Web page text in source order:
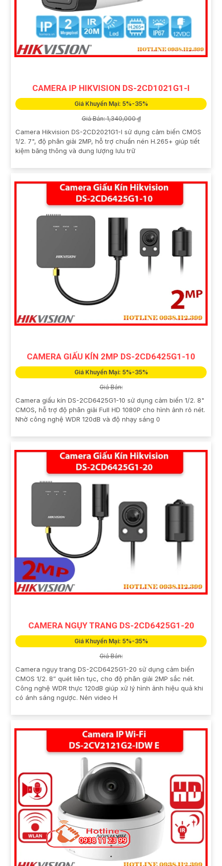
CAMERA IP HIKVISION DS-2CD1021G1-I
Giá Khuyến Mại: 5%-35%
Giá Bán: 1,340,000 ₫
Camera Hikvision DS-2CD2021G1-I sử dụng cảm biến CMOS
1/2. 7", độ phân giải 2MP, hỗ trợ chuẩn nén H.265+ giúp tiết
kiệm băng thông và dung lượng lưu trữ
CAMERA GIẤU KÍN 2MP DS-2CD6425G1-10
Giá Khuyến Mại: 5%-35%
Giá Bán:
Camera giấu kín DS-2CD6425G1-10 sử dụng cảm biến 1/2. 8"
CMOS, hỗ trợ độ phân giải Full HD 1080P cho hình ảnh rõ nét.
Nhờ công nghệ WDR 120dB và độ nhạy sáng 0
CAMERA NGỤY TRANG DS-2CD6425G1-20
Giá Khuyến Mại: 5%-35%
Giá Bán:
Camera ngụy trang DS-2CD6425G1-20 sử dụng cảm biến
CMOS 1/2. 8” quét liên tục, cho độ phân giải 2MP sắc nét.
Công nghệ WDR thực 120dB giúp xử lý hình ảnh hiệu quả khi
có ánh sáng ngược. Nén video H